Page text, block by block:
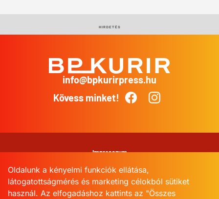
HIRDETÉS
info@bpkurirpress.hu
Kövess minket!
Impresszum
Adatkezelési Tájékoztató
Oldalunk a kényelmi funkciók ellátása,
látogatottságmérés és marketing célokból sütiket
használ. Az elfogadáshoz kattints az "Összes